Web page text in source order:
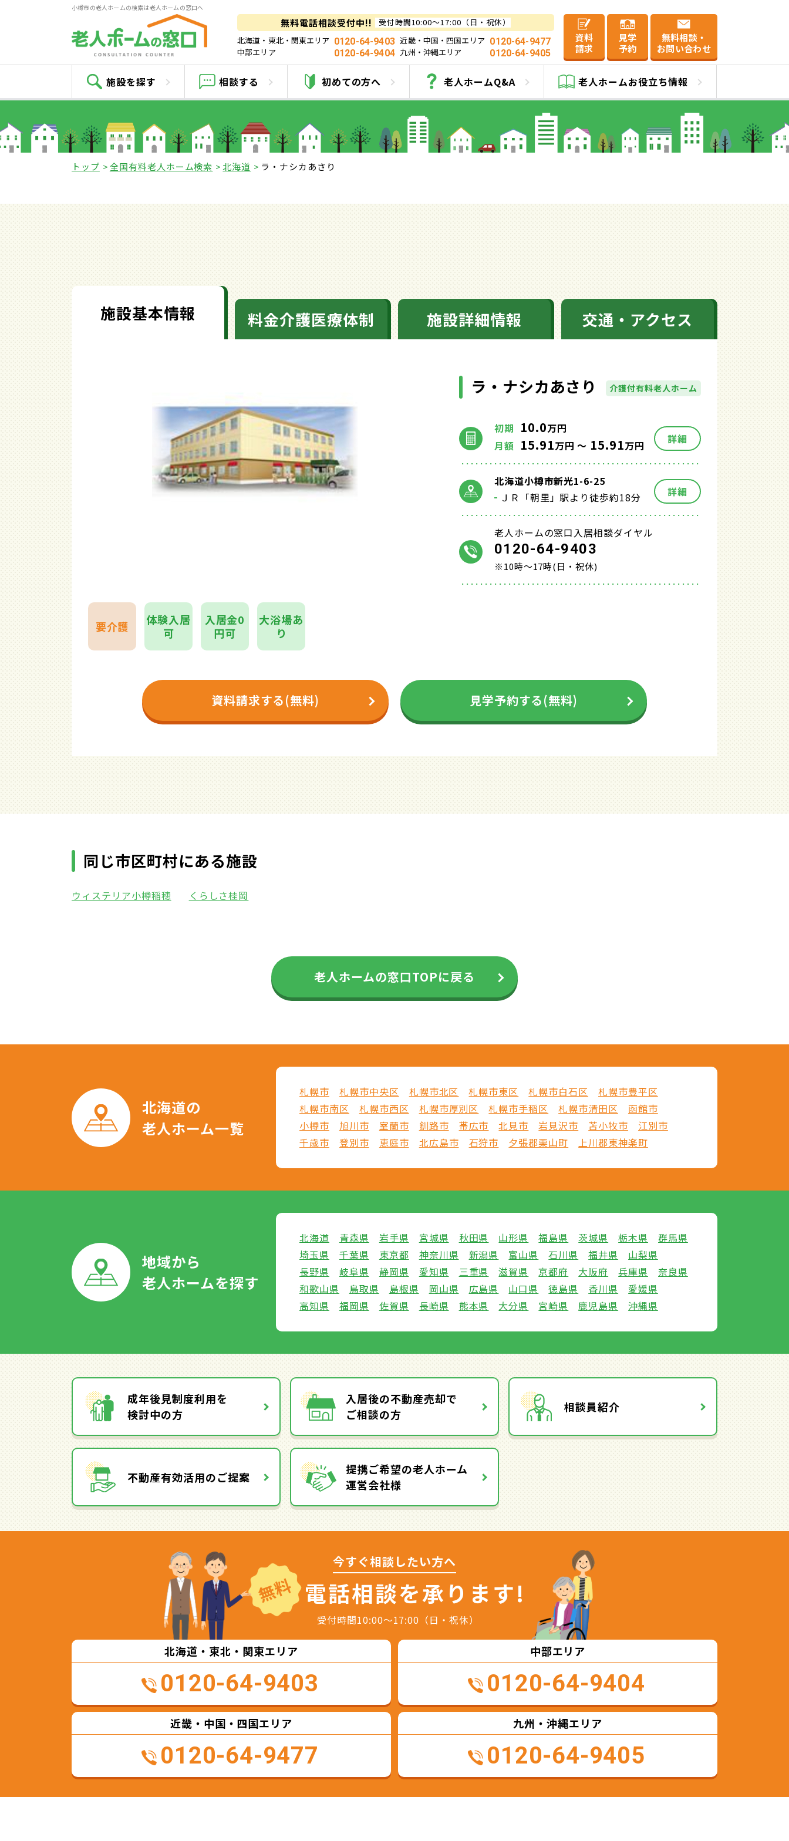
小樽市の老人ホームの検索は老人ホームの窓口へ
無料電話相談受付中!!
受付時間10:00～17:00（日・祝休）
北海道・東北・関東エリア 0120-64-9403 近畿・中国・四国エリア 0120-64-9477
中部エリア
0120-64-9404 九州・沖縄エリア 0120-64-9405
資料
請求
見学
予約
無料相談・
お問い合わせ
施設を探す 相談する 初めての方へ 老人ホームQ&A 老人ホームお役立ち情報
ラ・ナシカあさり
トップ 全国有料老人ホーム検索 北海道 ラ・ナシカあさり
施設基本情報 料金介護医療体制 施設詳細情報 交通・アクセス
ラ・ナシカあさり 介護付有料老人ホーム
初期 10.0万円
月額 15.91万円 ～ 15.91万円 詳細
北海道小樽市新光1-6-25
ＪＲ「朝里」駅より徒歩約18分
詳細
老人ホームの窓口入居相談ダイヤル
0120-64-9403
※10時～17時(日・祝休)
要介護
体験入居
可
入居金0
円可
大浴場あ
り
資料請求する(無料) 見学予約する(無料)
同じ市区町村にある施設
ウィステリア小樽稲穂 くらしさ桂岡
老人ホームの窓口TOPに戻る
北海道の
老人ホーム一覧
札幌市 札幌市中央区 札幌市北区 札幌市東区 札幌市白石区
札幌市豊平区
札幌市南区
札幌市西区 札幌市厚別区 札幌市手稲区 札幌市清田区
函館市
小樽市
旭川市 室蘭市 釧路市 帯広市 北見市 岩見沢市 苫小牧市
江別市
千歳市
登別市 恵庭市 北広島市 石狩市 夕張郡栗山町 上川郡東神楽町
地域から
老人ホームを探す
北海道 青森県 岩手県 宮城県 秋田県 山形県 福島県 茨城県 栃木県
群馬県
埼玉県
千葉県 東京都 神奈川県 新潟県 富山県 石川県 福井県
山梨県
長野県
岐阜県 静岡県 愛知県 三重県 滋賀県 京都府 大阪府 兵庫県
奈良県
和歌山県
鳥取県 島根県 岡山県 広島県 山口県 徳島県 香川県
愛媛県
高知県
福岡県 佐賀県 長崎県 熊本県 大分県 宮崎県 鹿児島県 沖縄県
成年後見制度利用を
検討中の方
入居後の不動産売却で
ご相談の方
相談員紹介
不動産有効活用のご提案
提携ご希望の老人ホーム
運営会社様
無料
今すぐ相談したい方へ
電話相談を承ります!
受付時間10:00～17:00（日・祝休）
北海道・東北・関東エリア
0120-64-9403
中部エリア
0120-64-9404
近畿・中国・四国エリア
0120-64-9477
九州・沖縄エリア
0120-64-9405